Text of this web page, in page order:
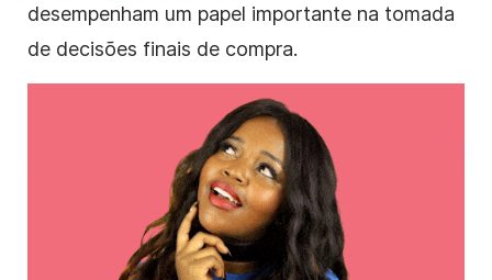
desempenham um papel importante na tomada
de decisões finais de compra.